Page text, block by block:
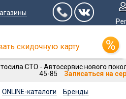
скидочную карту
СТО - Автосервис нового
45-85
Записаться на
ONLINE-каталоги
Бренды